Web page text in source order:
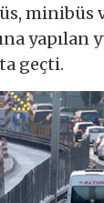
minibüs
geçti.